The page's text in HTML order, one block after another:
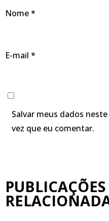
Nome*
E-mail *
Salvar meus dados
vez que eu comentar.
PUBLICAÇÕES